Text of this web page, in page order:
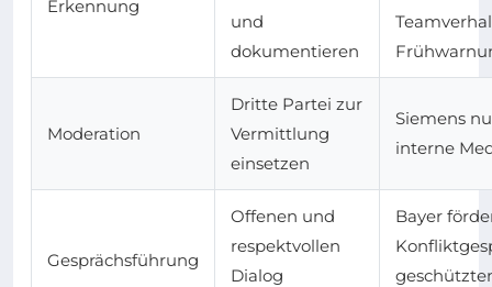
Erkennung
und
dokumentieren
Moderation
Dritte Partei zur
Vermittlung
einsetzen
Siemens
interne
Gesprächsführung
Offenen und
respektvollen
Dialog
Bayer